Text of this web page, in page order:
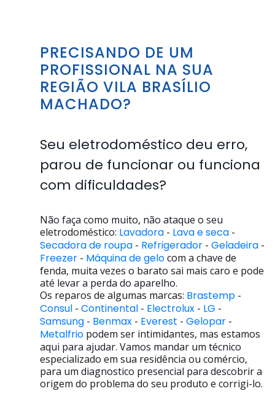
PRECISANDO DE UM
PROFISSIONAL NA SUA
REGIÃO VILA BRASÍLIO
MACHADO?
Seu eletrodoméstico deu erro,
parou de funcionar ou funciona
com dificuldades?
Não faça como muito, não ataque o seu
eletrodoméstico: Lavadora - Lava e seca -
Secadora de roupa - Refrigerador - Geladeira -
Freezer - Máquina de gelocom a chave de
fenda, muita vezes o barato sai mais caro e pode
até levar a perda do aparelho.
Os reparos de algumas marcas: Brastemp -
Consul - Continental - Electrolux - LG -
Samsung - Benmax - Everest - Gelopar -
Metalfrio podem ser intimidantes, mas estamos
aqui para ajudar. Vamos mandar um técnico
especializado em sua residência ou comércio,
para um diagnostico presencial para descobrir a
origem do problema do seu produto e corrigi-lo.